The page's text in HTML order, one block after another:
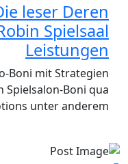
leser Deren
Spielsaal
Leistungen
Boni mit Strategien
Spielsalon-Boni qua
unter anderem…